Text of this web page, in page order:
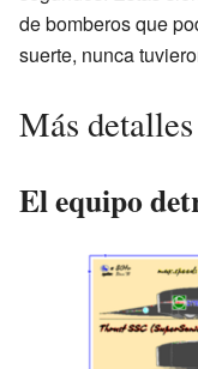
de bomberos que
suerte, nunca
Más
El equipo